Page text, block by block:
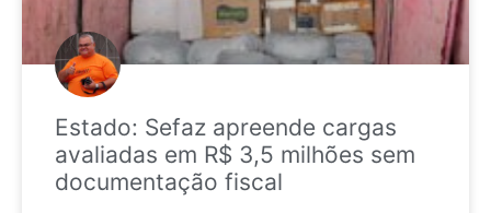
Estado: Sefaz apreende cargas
avaliadas em R$ 3,5 milhões sem
documentação fiscal